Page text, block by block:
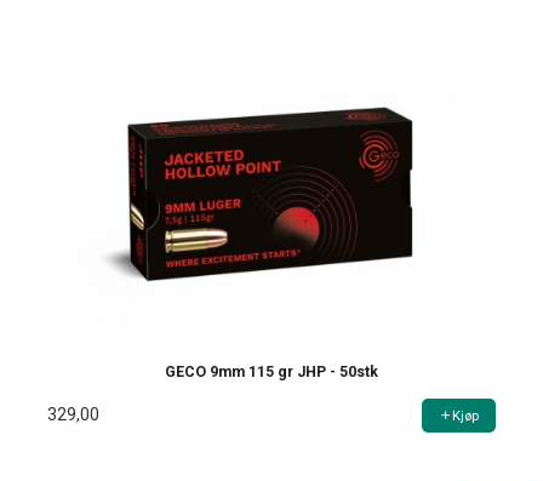
GECO 9mm 115 gr JHP - 50stk
329,00 Kjøp